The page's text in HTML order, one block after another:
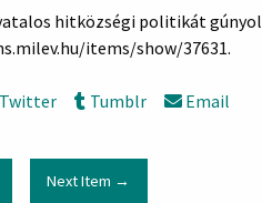
hitközségi politikát
items/show/37631.
Twitter Tumblr Email
Next Item →